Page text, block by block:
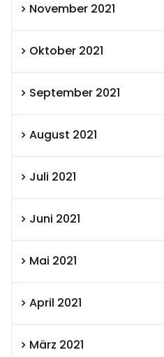
November 2021
Oktober 2021
September 2021
August 2021
Juli 2021
Juni 2021
Mai 2021
April 2021
März 2021